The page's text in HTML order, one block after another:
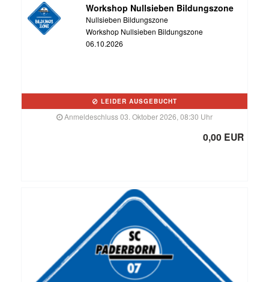
Workshop Nullsieben Bildungszone
Nullsieben Bildungszone
Workshop Nullsieben Bildungszone
06.10.2026
LEIDER AUSGEBUCHT
Anmeldeschluss 03. Oktober 2026, 08:30 Uhr
0,00 EUR